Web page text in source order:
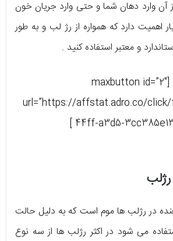
آن وارد دهان شما و حتی وارد جریان خون
دارد که همواره از رژ لب و به طور
و معتبر استفاده کنید .
[maxbutton id=”2″
url=”https://affstat.adro.co/click/
44ff-a3d5-
در رژلب ها موم است که به دلیل حالت
می شود در اکثر رژلب ها از سه نوع